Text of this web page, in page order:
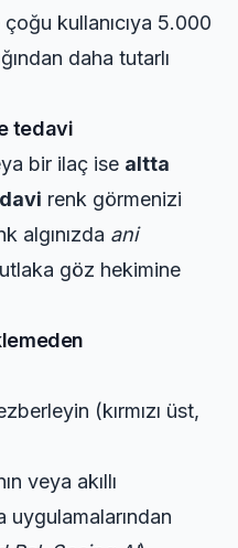
kullanıcıya 5.000
daha tutarlı
tedavi
bir ilaç ise altta
renk görmenizi
algınızda ani
göz hekimine
(kırmızı üst,
veya akıllı
uygulamalarından